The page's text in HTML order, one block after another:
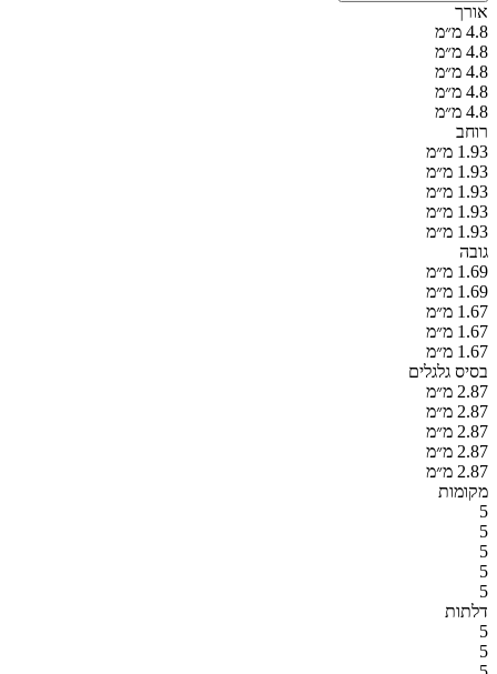
אורך
4.8 מ״מ
4.8 מ״מ
4.8 מ״מ
4.8 מ״מ
4.8 מ״מ
רוחב
1.93 מ״מ
1.93 מ״מ
1.93 מ״מ
1.93 מ״מ
1.93 מ״מ
גובה
1.69 מ״מ
1.69 מ״מ
1.67 מ״מ
1.67 מ״מ
1.67 מ״מ
בסיס גלגלים
2.87 מ״מ
2.87 מ״מ
2.87 מ״מ
2.87 מ״מ
2.87 מ״מ
מקומות
5
5
5
5
5
דלתות
5
5